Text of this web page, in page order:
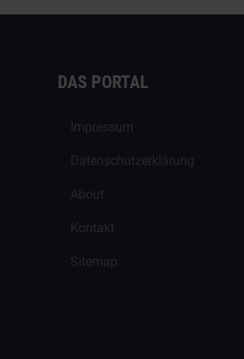
DAS PORTAL
Impressum
Datenschutzerklärung
About
Kontakt
Sitemap